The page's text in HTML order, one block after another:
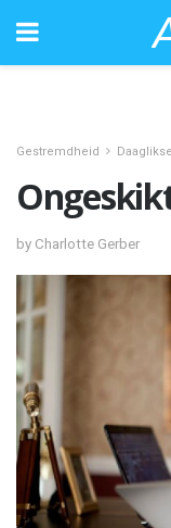
Gestremdheid
by Charlotte Gerber